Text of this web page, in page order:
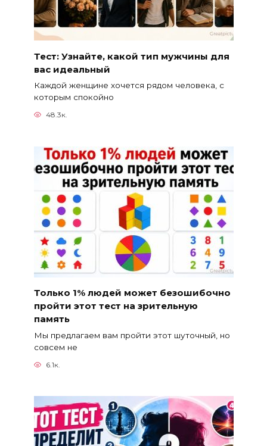
Тест: Узнайте, какой тип мужчины для
вас идеальный
Каждой женщине хочется рядом человека, с
которым спокойно
48.3к.
Только 1% людей может безошибочно
пройти этот тест на зрительную
память
Мы предлагаем вам пройти этот шуточный, но
совсем не
6.1к.